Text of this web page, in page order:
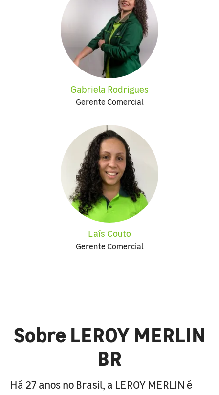
Gabriela Rodrigues
Gerente Comercial
Laís Couto
Gerente Comercial
Sobre LEROY MERLIN
BR
Há 27 anos no Brasil, a LEROY MERLIN é